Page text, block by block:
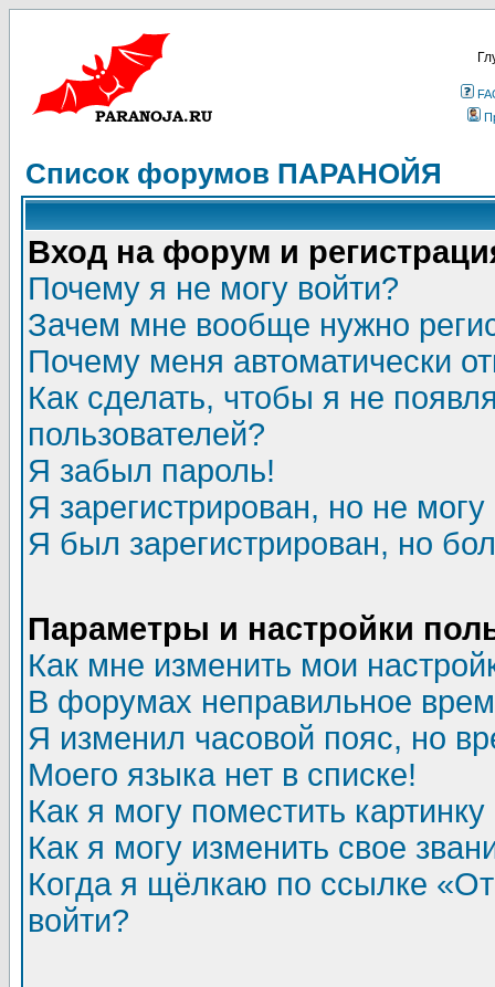
Список форумов ПАРАНОЙЯ
Вход на форум и
Почему я не могу войти?
Зачем мне вообще нужно
Почему меня автоматически
Как сделать, чтобы я не
пользователей?
Я забыл пароль!
Я зарегистрирован, но не могу
Я был зарегистрирован, но
Параметры и настройки
Как мне изменить мои
В форумах неправильное
Я изменил часовой пояс, но
Моего языка нет в списке!
Как я могу поместить
Как я могу изменить свое
Когда я щёлкаю по ссылке
войти?